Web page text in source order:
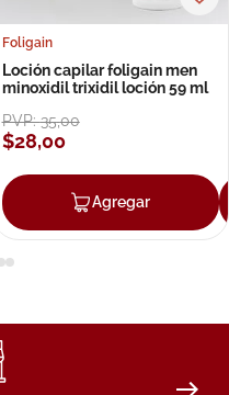
Agregar
Foligain
Loción capilar foligain men
minoxidil trixidil loción 59 ml
PVP:35,00
$28,00
Agregar